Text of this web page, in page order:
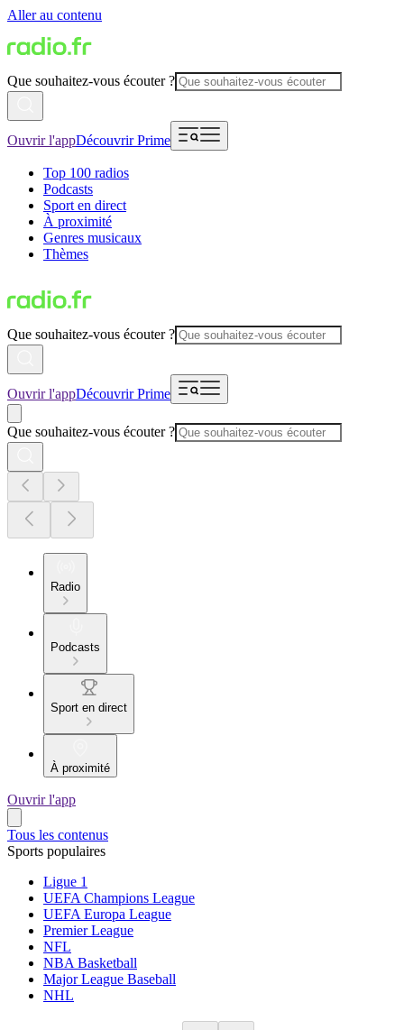
Aller au contenu
Que souhaitez-vous écouter ?
Ouvrir l'appDécouvrir Prime
Top 100 radios
Podcasts
Sport en direct
À proximité
Genres musicaux
Thèmes
Que souhaitez-vous écouter ?
Ouvrir l'appDécouvrir Prime
Que souhaitez-vous écouter ?
Radio
Podcasts
Sport en direct
À proximité
Ouvrir l'app
Tous les contenus
Sports populaires
Ligue 1
UEFA Champions League
UEFA Europa League
Premier League
NFL
NBA Basketball
Major League Baseball
NHL